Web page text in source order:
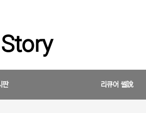
판 리큐어 썰說